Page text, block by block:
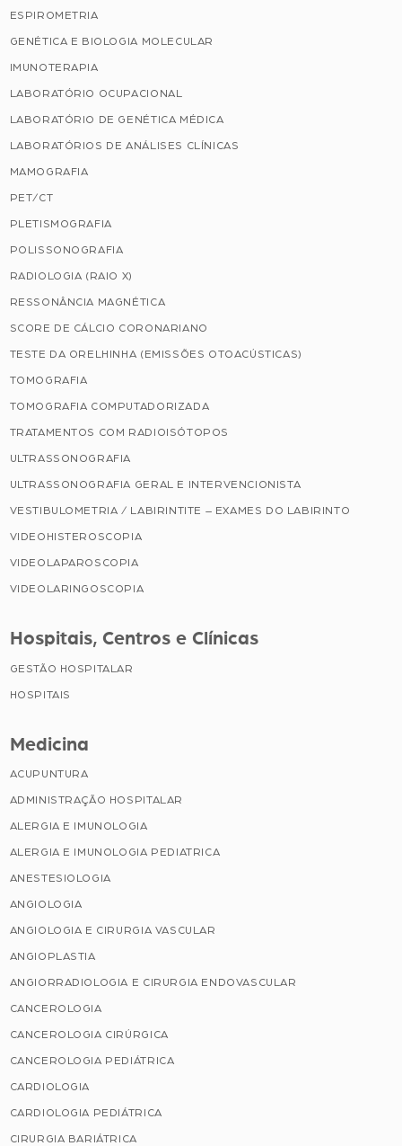
ESPIROMETRIA
GENÉTICA E BIOLOGIA MOLECULAR
IMUNOTERAPIA
LABORATÓRIO OCUPACIONAL
LABORATÓRIO DE GENÉTICA MÉDICA
LABORATÓRIOS DE ANÁLISES CLÍNICAS
MAMOGRAFIA
PET/CT
PLETISMOGRAFIA
POLISSONOGRAFIA
RADIOLOGIA (RAIO X)
RESSONÂNCIA MAGNÉTICA
SCORE DE CÁLCIO CORONARIANO
TESTE DA ORELHINHA (EMISSÕES OTOACÚSTICAS)
TOMOGRAFIA
TOMOGRAFIA COMPUTADORIZADA
TRATAMENTOS COM RADIOISÓTOPOS
ULTRASSONOGRAFIA
ULTRASSONOGRAFIA GERAL E INTERVENCIONISTA
VESTIBULOMETRIA / LABIRINTITE – EXAMES DO LABIRINTO
VIDEOHISTEROSCOPIA
VIDEOLAPAROSCOPIA
VIDEOLARINGOSCOPIA
Hospitais, Centros e Clínicas
GESTÃO HOSPITALAR
HOSPITAIS
Medicina
ACUPUNTURA
ADMINISTRAÇÃO HOSPITALAR
ALERGIA E IMUNOLOGIA
ALERGIA E IMUNOLOGIA PEDIATRICA
ANESTESIOLOGIA
ANGIOLOGIA
ANGIOLOGIA E CIRURGIA VASCULAR
ANGIOPLASTIA
ANGIORRADIOLOGIA E CIRURGIA ENDOVASCULAR
CANCEROLOGIA
CANCEROLOGIA CIRÚRGICA
CANCEROLOGIA PEDIÁTRICA
CARDIOLOGIA
CARDIOLOGIA PEDIÁTRICA
CIRURGIA BARIÁTRICA